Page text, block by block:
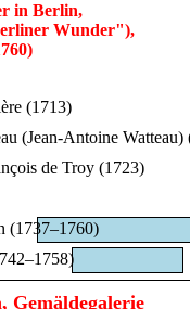
in Berlin,
Wunder"),
(1713)
(Jean-Antoine Watteau)
de Troy (1723)
(1737–1760)
Gemäldegalerie